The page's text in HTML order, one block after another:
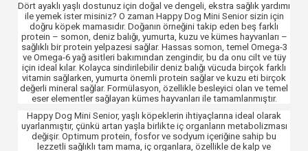
Dört ayaklı yaşlı dostunuz için doğal ve dengeli, ekstra sağlık yardımı
ile yemek ister misiniz? O zaman Happy Dog Mini Senior sizin için
doğru köpek mamasıdır. Doğanın örneğini takip eden beş farklı
protein – somon, deniz balığı, yumurta, kuzu ve kümes hayvanları –
sağlıklı bir protein yelpazesi sağlar. Hassas somon, temel Omega-3
ve Omega-6 yağ asitleri bakımından zengindir, bu da onu cilt ve tüy
için ideal kılar. Kolayca sindirilebilir deniz balığı vücuda birçok farklı
vitamin sağlarken, yumurta önemli protein sağlar ve kuzu eti birçok
değerli mineral sağlar. Formülasyon, özellikle besleyici olan ve temel
eser elementler sağlayan kümes hayvanları ile tamamlanmıştır.
Happy Dog Mini Senior, yaşlı köpeklerin ihtiyaçlarına ideal olarak
uyarlanmıştır, çünkü artan yaşla birlikte iç organların metabolizması
değişir. Optimum protein, fosfor ve sodyum içeriğine sahip bu
lezzetli sağlıklı tam mama, iç organlara, özellikle de kalp ve